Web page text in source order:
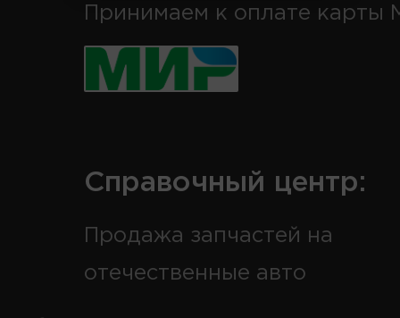
Принимаем к оплате карты
Справочный центр:
Продажа запчастей на
отечественные авто